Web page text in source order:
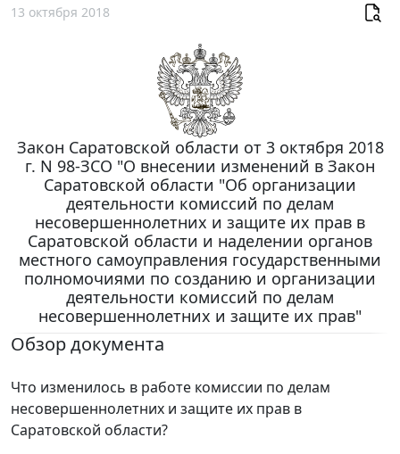
13 октября 2018
Закон Саратовской области от 3 октября 2018
г. N 98-ЗСО "О внесении изменений в Закон
Саратовской области "Об организации
деятельности комиссий по делам
несовершеннолетних и защите их прав в
Саратовской области и наделении органов
местного самоуправления государственными
полномочиями по созданию и организации
деятельности комиссий по делам
несовершеннолетних и защите их прав"
Обзор документа
Что изменилось в работе комиссии по делам
несовершеннолетних и защите их прав в
Саратовской области?